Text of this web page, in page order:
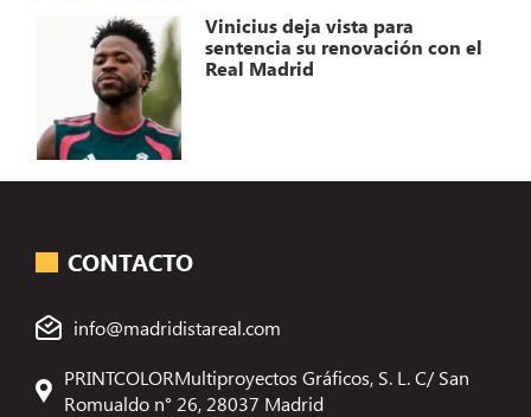
Vinicius deja vista para
sentencia su renovación con el
Real Madrid
CONTACTO
info@madridistareal.com
PRINTCOLORMultiproyectos Gráficos, S. L. C/ San
Romualdo n° 26, 28037 Madrid